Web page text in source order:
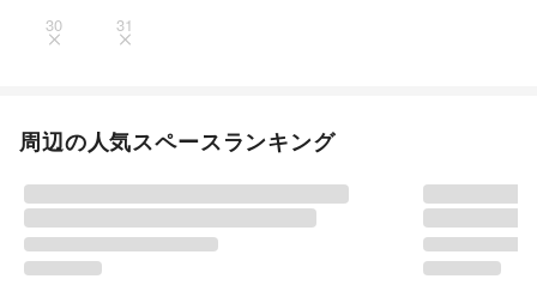
30 31
周辺の人気スペースランキング